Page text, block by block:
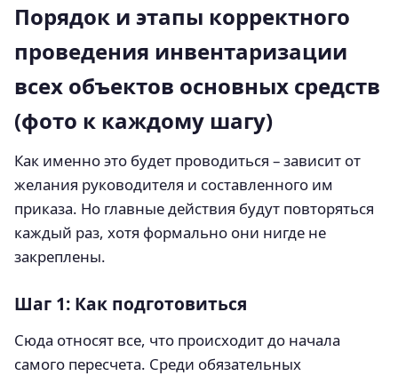
Порядок и этапы корректного
проведения инвентаризации
всех объектов основных средств
(фото к каждому шагу)
Как именно это будет проводиться – зависит от
желания руководителя и составленного им
приказа. Но главные действия будут повторяться
каждый раз, хотя формально они нигде не
закреплены.
Шаг 1: Как подготовиться
Сюда относят все, что происходит до начала
самого пересчета. Среди обязательных